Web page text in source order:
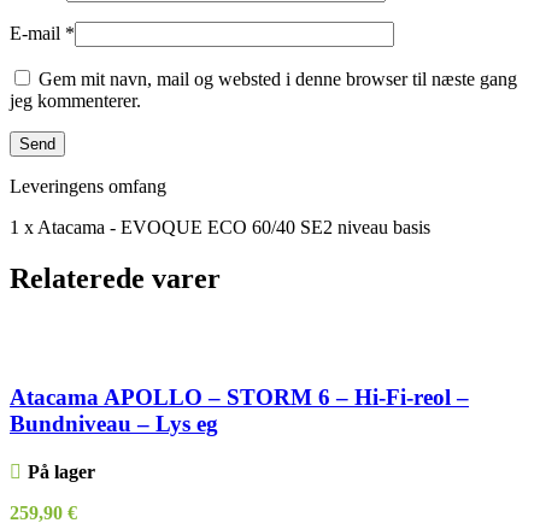
E-mail *
Gem mit navn, mail og websted i denne browser til næste gang
jeg kommenterer.
Leveringens omfang
1 x Atacama - EVOQUE ECO 60/40 SE2 niveau basis
Relaterede varer
Atacama APOLLO – STORM 6 – Hi-Fi-reol –
Bundniveau – Lys eg
På lager
259,90 €